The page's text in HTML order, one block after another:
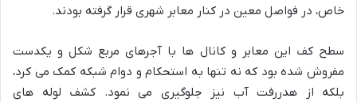
خاص، در فواصل معین در کنار معابر شهری قرار گرفته بودند.
سطح کف این معابر و کانال ها با آجرهای مربع شکل و یکدست
مفروش شده بود که نه تنها به استحکام و دوام شبکه کمک می کرد،
بلکه از هدررفت آب نیز جلوگیری می نمود. کشف لوله های